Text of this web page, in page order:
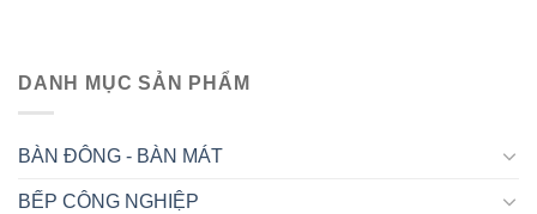
DANH MỤC SẢN PHẨM
BÀN ĐÔNG - BÀN MÁT
BẾP CÔNG NGHIỆP